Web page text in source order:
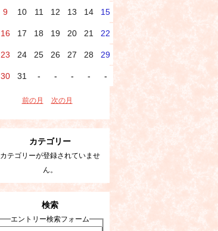
9 10 11 12 13 14 15
16 17 18 19 20 21 22
23 24 25 26 27 28 29
30 31 - - - - -
前の月 次の月
カテゴリー
カテゴリーが登録されていませ
ん。
検索
エントリー検索フォーム